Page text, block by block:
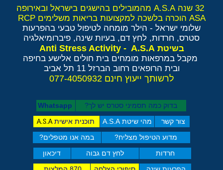
צור קשר מהי שיטת A.S.A תוכנית אישיתA.S.A
חרדות לחץ דם גבוה דיכאון
מדוע הטיפול מצליח? במה אנו מטפלים?
בדוק כמה תסמיני סט​רס יש לך? Whatsapp
32 שנה A.S.A מהמובילים בהישגים בישראל ובאירופה
ASA הוכרה בלשכה למקצועות בריאות משלימים RCP
שלומי ישראל - הילר מומחה לטיפול טבעי בהפרעות
סטרס, חרדות, לחץ דם, בעיות שינה, פיברומיאלגיה
בשיטת Anti Stress Activity - A.S.A
מקבל במרפאות מומחים בית חולים אלישע בחיפה
ובית הרופאים רחוב הברזל 11 תל אביב
לרשותך ייעוץ חינם 077-4050932